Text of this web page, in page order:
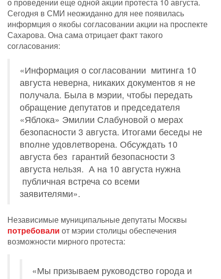
о проведении еще одной акции протеста 10 августа.
Сегодня в СМИ неожиданно для нее появилась
информция о якобы согласовании акции на проспекте
Сахарова. Она сама отрицает факт такого
согласования:
«Информация о согласовании митинга 10
августа неверна, никаких документов я не
получала. Была в мэрии, чтобы передать
обращение депутатов и председателя
«Яблока» Эмилии Слабуновой о мерах
безопасности 3 августа. Итогами беседы не
вполне удовлетворена. Обсуждать 10
августа без гарантий безопасности 3
августа нельзя. А на 10 августа нужна
публичная встреча со всеми
заявителями».
Независимые муниципальные депутаты Москвы
потребовали от мэрии столицы обеспечения
возможности мирного протеста:
«Мы призываем руководство города и